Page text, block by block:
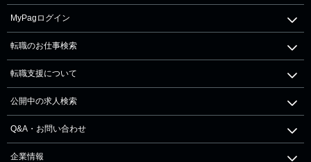
MyPagログイン
転職のお仕事検索
転職支援について
公開中の求人検索
Q&A・お問い合わせ
企業情報